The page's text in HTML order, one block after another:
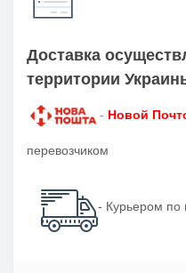
Доставка
территории
- Новой
перевозчиком
- Курьером по